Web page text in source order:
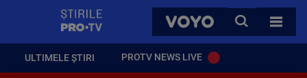
VOYO
CAUTA
TOATE
ULTIMELE ȘTIRI PROTV NEWS LIVE